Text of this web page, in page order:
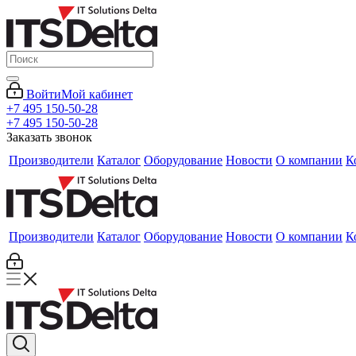
ВойтиМой кабинет
+7 495 150-50-28
+7 495 150-50-28
Заказать звонок
Производители Каталог Оборудование Новости О компании
Производители Каталог Оборудование Новости О компании